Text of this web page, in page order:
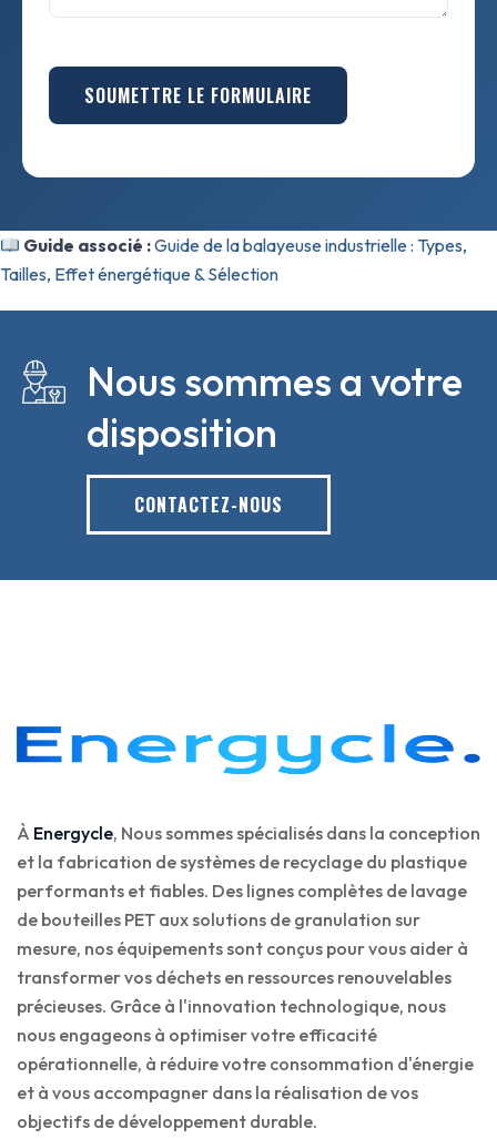
SOUMETTRE LE FORMULAIRE
Guide associé :Guide de la balayeuse industrielle : Types,
Tailles, Effet énergétique & Sélection
Nous sommes a votre
disposition
CONTACTEZ-NOUS
À Energycle, Nous sommes spécialisés dans la conception
et la fabrication de systèmes de recyclage du plastique
performants et fiables. Des lignes complètes de lavage
de bouteilles PET aux solutions de granulation sur
mesure, nos équipements sont conçus pour vous aider à
transformer vos déchets en ressources renouvelables
précieuses. Grâce à l'innovation technologique, nous
nous engageons à optimiser votre efficacité
opérationnelle, à réduire votre consommation d'énergie
et à vous accompagner dans la réalisation de vos
objectifs de développement durable.